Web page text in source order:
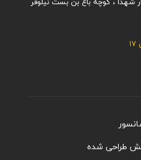
شهدا ، کوچه باغ بن بست نیلوفر
طراحی شده